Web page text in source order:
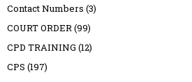
Contact Numbers (3)
COURT ORDER(99)
CPD TRAINING (12)
CPS (197)